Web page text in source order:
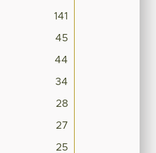
141
45
44
34
28
27
25